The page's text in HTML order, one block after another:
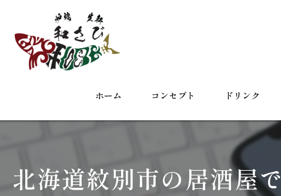
ホーム コンセプト ドリンク
北海道紋別市の居酒屋